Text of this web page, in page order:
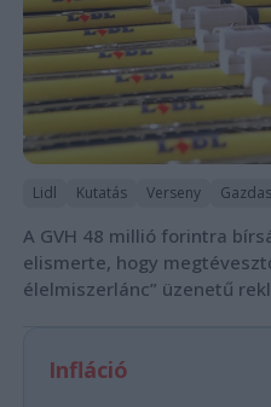
Lidl Kutatás Verseny
A GVH 48 millió forintra
elismerte, hogy
élelmiszerlánc” üzenetű
Infláció